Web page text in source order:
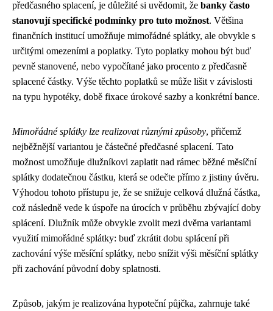
předčasného splacení, je důležité si uvědomit, že banky často
stanovují specifické podmínky pro tuto možnost. Většina
finančních institucí umožňuje mimořádné splátky, ale obvykle s
určitými omezeními a poplatky. Tyto poplatky mohou být buď
pevně stanovené, nebo vypočítané jako procento z předčasně
splacené částky. Výše těchto poplatků se může lišit v závislosti
na typu hypotéky, době fixace úrokové sazby a konkrétní bance.
Mimořádné splátky lze realizovat různými způsoby, přičemž
nejběžnější variantou je částečné předčasné splacení. Tato
možnost umožňuje dlužníkovi zaplatit nad rámec běžné měsíční
splátky dodatečnou částku, která se odečte přímo z jistiny úvěru.
Výhodou tohoto přístupu je, že se snižuje celková dlužná částka,
což následně vede k úspoře na úrocích v průběhu zbývající doby
splácení. Dlužník může obvykle zvolit mezi dvěma variantami
využití mimořádné splátky: buď zkrátit dobu splácení při
zachování výše měsíční splátky, nebo snížit výši měsíční splátky
při zachování původní doby splatnosti.
Způsob, jakým je realizována hypoteční půjčka, zahrnuje také